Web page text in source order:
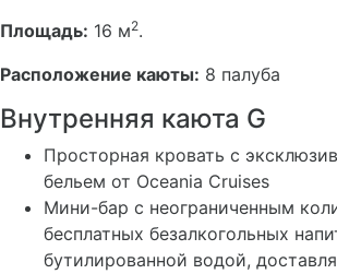
Площадь: 16 м2.
Расположение каюты: 8 палуба
Внутренняя каюта G
Просторная кровать с
бельем от Oceania Cruises
Мини-бар с неограниченным
бесплатных безалкогольных
бутилированной водой,